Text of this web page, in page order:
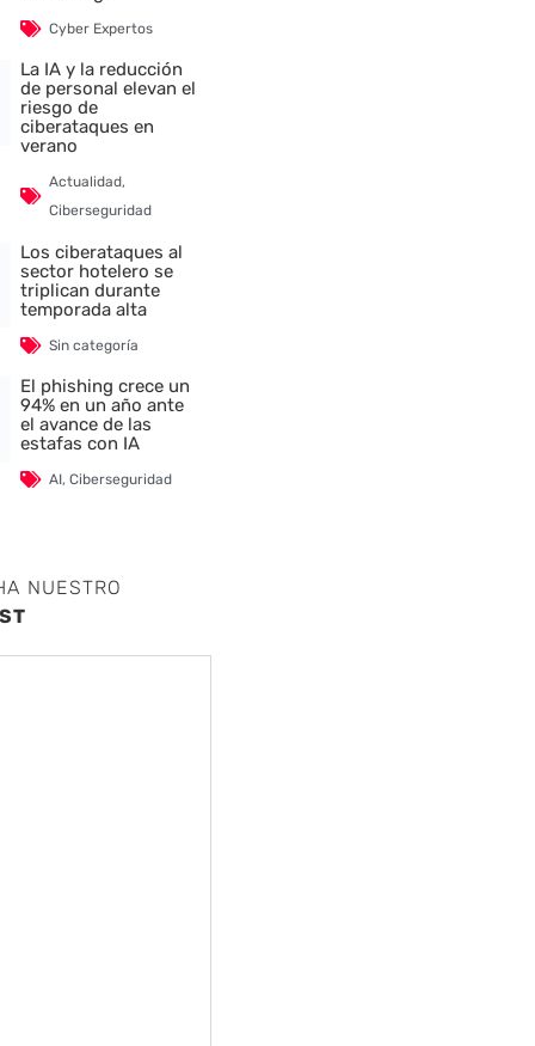
Cyber Expertos
La IA y la reducción
de personal elevan el
riesgo de
ciberataques en
verano
Actualidad,
Ciberseguridad
Los ciberataques al
sector hotelero se
triplican durante
temporada alta
Sin categoría
El phishing crece un
94% en un año ante
el avance de las
estafas con IA
AI,Ciberseguridad
NUESTRO